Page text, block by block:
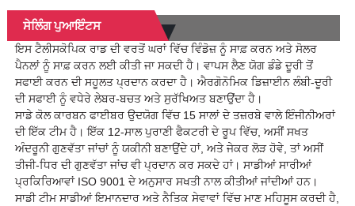
ਸੇਲਿੰਗ ਪੁਆਇੰਟਸ
ਇਸ ਟੈਲੀਸਕੋਪਿਕ ਰਾਡ ਦੀ ਵਰਤੋਂ ਘਰਾਂ ਵਿੱਚ ਵਿੰਡੋਜ਼ ਨੂੰ ਸਾਫ਼ ਕਰਨ ਅਤੇ ਸੋਲਰ
ਪੈਨਲਾਂ ਨੂੰ ਸਾਫ਼ ਕਰਨ ਲਈ ਕੀਤੀ ਜਾ ਸਕਦੀ ਹੈ। ਵਾਪਸ ਲੈਣ ਯੋਗ ਡੰਡੇ ਦੂਰੀ ਤੋਂ
ਸਫਾਈ ਕਰਨ ਦੀ ਸਹੂਲਤ ਪ੍ਰਦਾਨ ਕਰਦਾ ਹੈ। ਐਰਗੋਨੋਮਿਕ ਡਿਜ਼ਾਈਨ ਲੰਬੀ-ਦੂਰੀ
ਦੀ ਸਫਾਈ ਨੂੰ ਵਧੇਰੇ ਲੇਬਰ-ਬਚਤ ਅਤੇ ਸੁਰੱਖਿਅਤ ਬਣਾਉਂਦਾ ਹੈ।
ਸਾਡੇ ਕੋਲ ਕਾਰਬਨ ਫਾਈਬਰ ਉਦਯੋਗ ਵਿੱਚ 15 ਸਾਲਾਂ ਦੇ ਤਜ਼ਰਬੇ ਵਾਲੇ ਇੰਜੀਨੀਅਰਾਂ
ਦੀ ਇੱਕ ਟੀਮ ਹੈ। ਇੱਕ 12-ਸਾਲ ਪੁਰਾਣੀ ਫੈਕਟਰੀ ਦੇ ਰੂਪ ਵਿੱਚ, ਅਸੀਂ ਸਖਤ
ਅੰਦਰੂਨੀ ਗੁਣਵੱਤਾ ਜਾਂਚਾਂ ਨੂੰ ਯਕੀਨੀ ਬਣਾਉਂਦੇ ਹਾਂ, ਅਤੇ ਜੇਕਰ ਲੋੜ ਹੋਵੇ, ਤਾਂ ਅਸੀਂ
ਤੀਜੀ-ਧਿਰ ਦੀ ਗੁਣਵੱਤਾ ਜਾਂਚ ਵੀ ਪ੍ਰਦਾਨ ਕਰ ਸਕਦੇ ਹਾਂ। ਸਾਡੀਆਂ ਸਾਰੀਆਂ
ਪ੍ਰਕਿਰਿਆਵਾਂ ISO 9001 ਦੇ ਅਨੁਸਾਰ ਸਖਤੀ ਨਾਲ ਕੀਤੀਆਂ ਜਾਂਦੀਆਂ ਹਨ।
ਸਾਡੀ ਟੀਮ ਸਾਡੀਆਂ ਇਮਾਨਦਾਰ ਅਤੇ ਨੈਤਿਕ ਸੇਵਾਵਾਂ ਵਿੱਚ ਮਾਣ ਮਹਿਸੂਸ ਕਰਦੀ ਹੈ,